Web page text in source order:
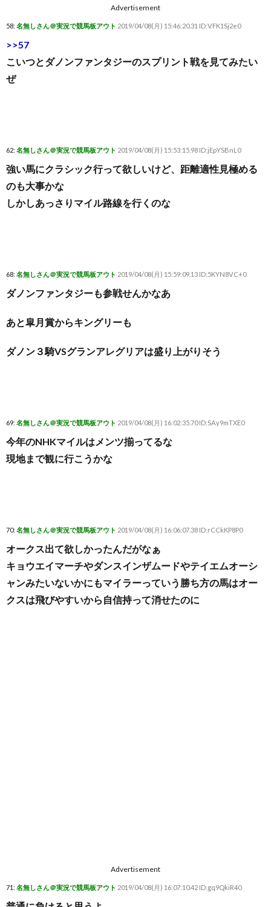
Advertisement
58: 名無しさん＠実況で競馬板アウト 2019/04/08(月) 15:46:20.31 ID:VFK1Sj2e0
>>57
こいつとダノンファンタジーのスプリント戦を見てみたい
ぜ
62: 名無しさん＠実況で競馬板アウト 2019/04/08(月) 15:53:15.98 ID:jEpYSBnL0
強い馬にクラシック行って欲しいけど、距離適性見極める
のも大事かな
しかしあっさりマイル路線を行くのな
68: 名無しさん＠実況で競馬板アウト 2019/04/08(月) 15:59:09.13 ID:5KYN8VC+0
ダノンファンタジーも参戦せんかなあ
あと皐月賞からキングリーも
ダノン３騎VSグランアレグリアは盛り上がりそう
69: 名無しさん＠実況で競馬板アウト 2019/04/08(月) 16:02:35.70 ID:SAy9mTXE0
今年のNHKマイルはメンツ揃ってるな
現地まで観に行こうかな
70: 名無しさん＠実況で競馬板アウト 2019/04/08(月) 16:06:07.38 ID:rCCkKP8P0
オークス出て欲しかったんだがなぁ
キョウエイマーチやダンスインザムードやテイエムオーシ
ャンみたいないかにもマイラーっていう勝ち方の馬はオー
クスは飛びやすいから自信持って消せたのに
Advertisement
71: 名無しさん＠実況で競馬板アウト 2019/04/08(月) 16:07:10.42 ID:gq9QkiR40